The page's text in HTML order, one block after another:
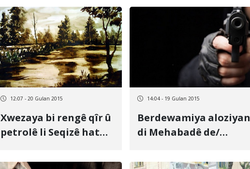
12:07 - 20 Gulan 2015
Xwezaya bi rengê qîr û
petrolê li Seqizê hat
14:04 - 19 Gulan 2015
Berdewamiya aloziyan
di Mehabadê de/
bajarî de hat şelandin